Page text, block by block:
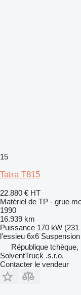
15
Tatra T815
22.880 € HT
Matériel de TP - grue
1990
16.939 km
Puissance 170 kW (231
l'essieu 6x6 Suspension
République tchèque,
SolventTruck .s.r.o.
Contacter le vendeur